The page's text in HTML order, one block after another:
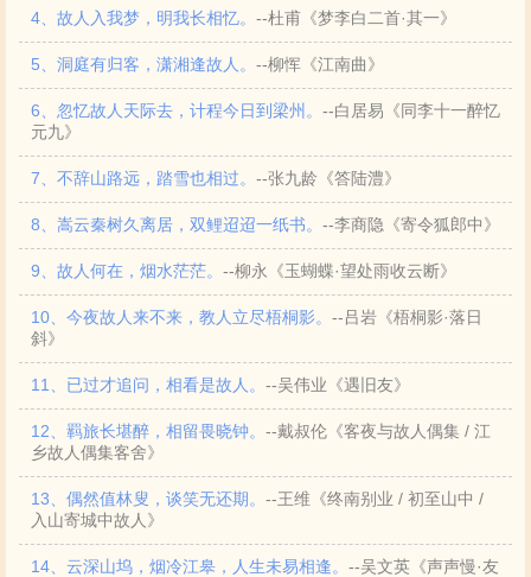
4、故人入我梦，明我长相忆。 --杜甫《梦李白二首·其一》
5、洞庭有归客，潇湘逢故人。 --柳恽《江南曲》
6、忽忆故人天际去，计程今日到梁州。 --白居易《同李十一醉忆
元九》
7、不辞山路远，踏雪也相过。 --张九龄《答陆澧》
8、嵩云秦树久离居，双鲤迢迢一纸书。 --李商隐《寄令狐郎中》
9、故人何在，烟水茫茫。 --柳永《玉蝴蝶·望处雨收云断》
10、今夜故人来不来，教人立尽梧桐影。 --吕岩《梧桐影·落日
斜》
11、已过才追问，相看是故人。 --吴伟业《遇旧友》
12、羁旅长堪醉，相留畏晓钟。 --戴叔伦《客夜与故人偶集 / 江
乡故人偶集客舍》
13、偶然值林叟，谈笑无还期。 --王维《终南别业 / 初至山中 /
入山寄城中故人》
14、云深山坞，烟冷江皋，人生未易相逢。 --吴文英《声声慢·友